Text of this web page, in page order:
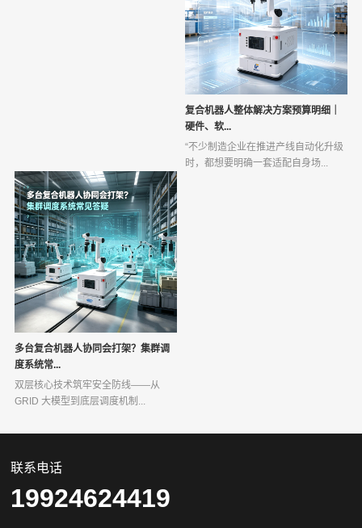
复合机器人整体解决方案预算明细｜
硬件、软...
“不少制造企业在推进产线自动化升级
时，都想要明确一套适配自身场...
多台复合机器人协同会打架？集群调
度系统常...
双层核心技术筑牢安全防线——从
GRID 大模型到底层调度机制...
联系电话
19924624419